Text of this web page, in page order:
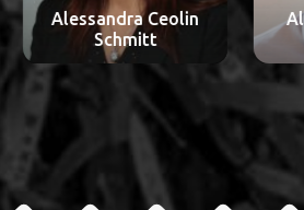
Alessandra Ceolin
Schmitt